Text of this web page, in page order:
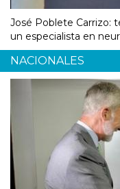
José Poblete Carrizo:
un especialista en
NACIONALES